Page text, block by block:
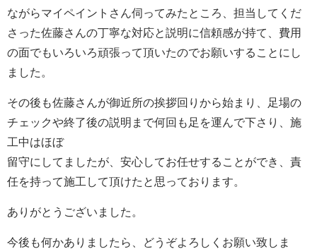
ながらマイペイントさん伺ってみたところ、担当してくだ
さった佐藤さんの丁寧な対応と説明に信頼感が持て、費用
の面でもいろいろ頑張って頂いたのでお願いすることにし
ました。
その後も佐藤さんが御近所の挨拶回りから始まり、足場の
チェックや終了後の説明まで何回も足を運んで下さり、施
工中はほぼ
留守にしてましたが、安心してお任せすることができ、責
任を持って施工して頂けたと思っております。
ありがとうございました。
今後も何かありましたら、どうぞよろしくお願い致しま